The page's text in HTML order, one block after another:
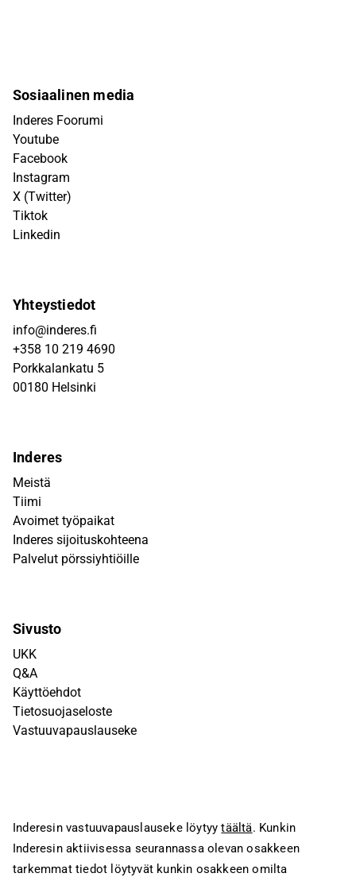
Sosiaalinen media
Inderes Foorumi
Youtube
Facebook
Instagram
X (Twitter)
Tiktok
Linkedin
Yhteystiedot
info@inderes.fi
+358 10 219 4690
Porkkalankatu 5
00180 Helsinki
Inderes
Meistä
Tiimi
Avoimet työpaikat
Inderes sijoituskohteena
Palvelut pörssiyhtiöille
Sivusto
UKK
Q&A
Käyttöehdot
Tietosuojaseloste
Vastuuvapauslauseke
Inderesin vastuuvapauslauseke löytyytäältä. Kunkin
Inderesin aktiivisessa seurannassa olevan osakkeen
tarkemmat tiedot löytyvät kunkin osakkeen omilta